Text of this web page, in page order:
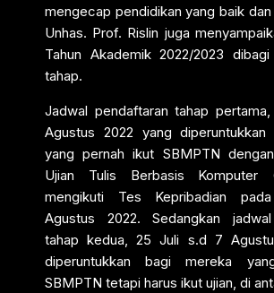
mengecap pendidikan yang baik
Unhas. Prof. Rislin juga
Tahun Akademik 2022/2023
tahap.
Jadwal pendaftaran tahap
Agustus 2022 yang
yang pernah ikut SBMPTN
Ujian Tulis Berbasis Komputer
mengikuti Tes Kepribadian
Agustus 2022. Sedangkan
tahap kedua, 25 Juli s.d 7
diperuntukkan bagi mereka
SBMPTN tetapi harus ikut ujian, di